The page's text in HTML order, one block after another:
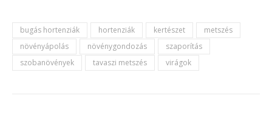
bugás hortenziák hortenziák kertészet
metszés
növényápolás
növénygondozás
szaporítás
szobanövények
tavaszi metszés virágok